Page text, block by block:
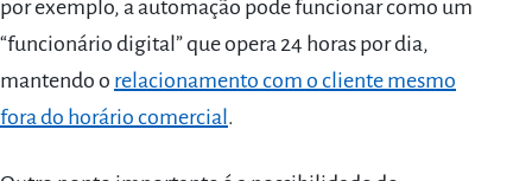
por exemplo, a automação pode funcionar como um
“funcionário digital” que opera 24 horas por dia,
mantendo o relacionamento com o cliente mesmo
fora do horário comercial.